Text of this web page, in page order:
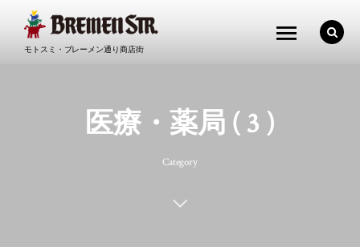
モトスミ・ブレーメン通り商店街
医療・薬局 ( 3 )
Category